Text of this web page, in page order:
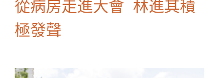
從病房走進大會 林進其積
極發聲